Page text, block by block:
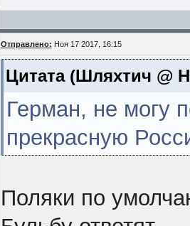
Отправлено: Ноя 17 2017, 16:15
Цитата(Шляхтич @
Герман, не могу
прекрасную
Поляки по